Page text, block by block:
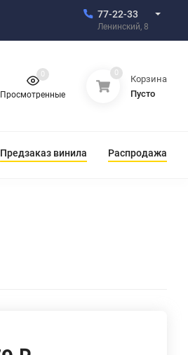
77-22-33
Ленинский, 8
Просмотренные
0 0
Корзина
Пусто
Предзаказ винила Распродажа